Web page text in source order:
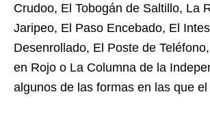
Crudoo, El Tobogán de Saltillo, La
Jaripeo, El Paso Encebado, El
Desenrollado, El Poste de
en Rojo o La Columna de la
algunos de las formas en las que el